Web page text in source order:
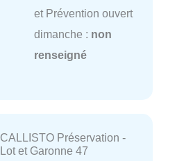
et Prévention ouvert
dimanche : non
renseigné
CALLISTO Préservation -
Lot et Garonne 47